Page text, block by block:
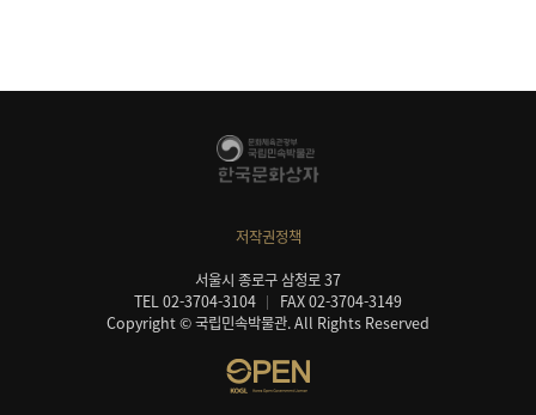
저작권정책
서울시 종로구 삼청로 37
TEL 02-3704-3104
FAX 02-3704-3149
Copyright © 국립민속박물관. All Rights Reserved